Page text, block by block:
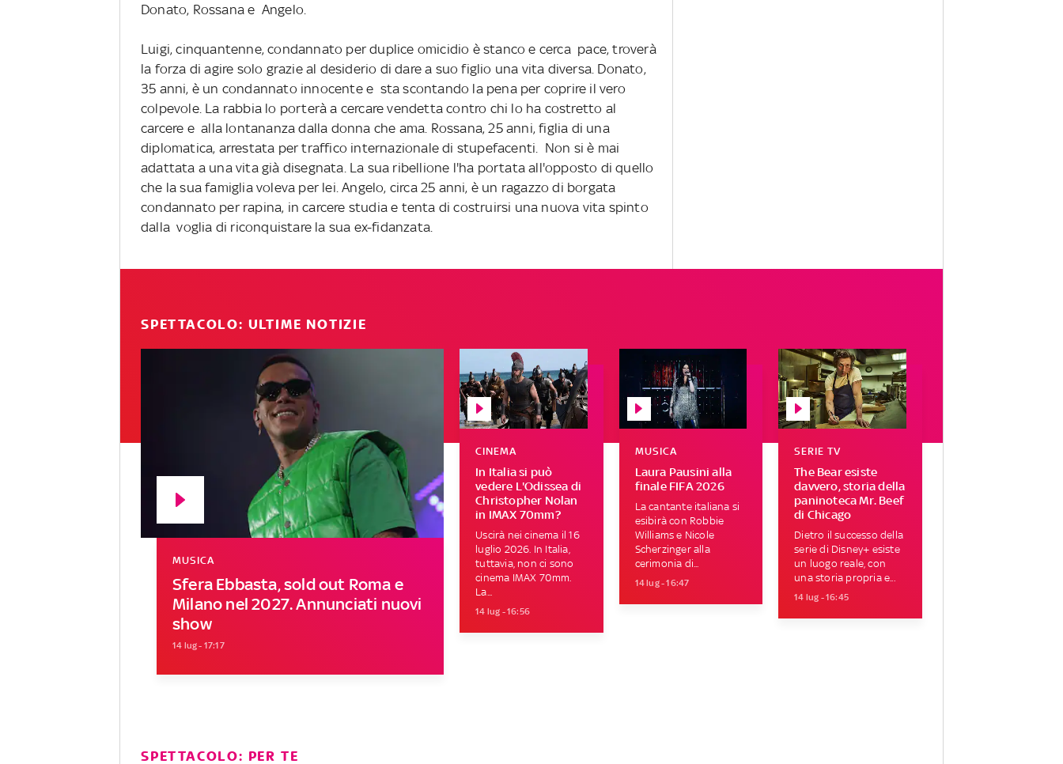
Donato, Rossana e Angelo.
Luigi, cinquantenne, condannato per duplice omicidio è stanco e cerca pace, troverà
la forza di agire solo grazie al desiderio di dare a suo figlio una vita diversa. Donato,
35 anni, è un condannato innocente e sta scontando la pena per coprire il vero
colpevole. La rabbia lo porterà a cercare vendetta contro chi lo ha costretto al
carcere e alla lontananza dalla donna che ama. Rossana, 25 anni, figlia di una
diplomatica, arrestata per traffico internazionale di stupefacenti. Non si è mai
adattata a una vita già disegnata. La sua ribellione l'ha portata all'opposto di quello
che la sua famiglia voleva per lei. Angelo, circa 25 anni, è un ragazzo di borgata
condannato per rapina, in carcere studia e tenta di costruirsi una nuova vita spinto
dalla voglia di riconquistare la sua ex-fidanzata.
SPETTACOLO: ULTIME NOTIZIE
Sfera Ebbasta, sold out Roma e
Milano nel 2027. Annunciati nuovi
show
MUSICA
14 lug - 17:17
In Italia si può
vedere L'Odissea di
Christopher Nolan
in IMAX 70mm?
CINEMA
Uscirà nei cinema il 16
luglio 2026. In Italia,
tuttavia, non ci sono
cinema IMAX 70mm.
La...
14 lug - 16:56
Laura Pausini alla
finale FIFA 2026
MUSICA
La cantante italiana si
esibirà con Robbie
Williams e Nicole
Scherzinger alla
cerimonia di...
14 lug - 16:47
The Bear esiste
davvero, storia della
paninoteca Mr. Beef
di Chicago
SERIE TV
Dietro il successo della
serie di Disney+ esiste
un luogo reale, con
una storia propria e...
14 lug - 16:45
SPETTACOLO: PER TE